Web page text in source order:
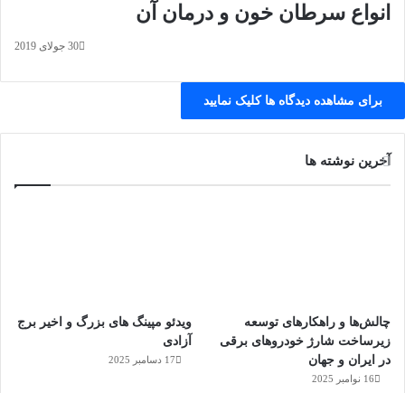
انواع سرطان خون و درمان آن
30 جولای 2019
برای مشاهده دیدگاه ها کلیک نمایید
آخرین نوشته ها
ویدئو مپینگ های بزرگ و اخیر برج
آزادی
17 دسامبر 2025
چالش‌ها و راهکارهای توسعه
زیرساخت شارژ خودروهای برقی
در ایران و جهان
16 نوامبر 2025